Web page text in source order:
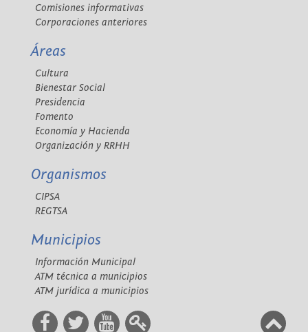
Comisiones informativas
Corporaciones anteriores
Áreas
Cultura
Bienestar Social
Presidencia
Fomento
Economía y Hacienda
Organización y RRHH
Organismos
CIPSA
REGTSA
Municipios
Información Municipal
ATM técnica a municipios
ATM jurídica a municipios